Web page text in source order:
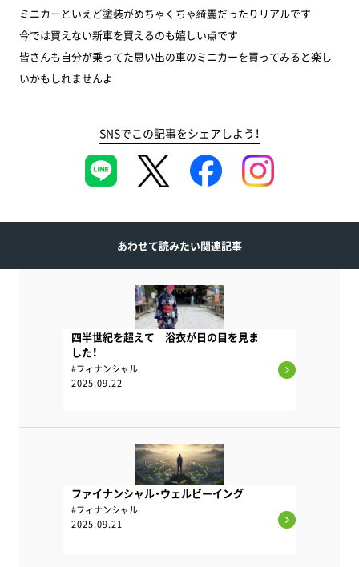
ミニカーといえど塗装がめちゃくちゃ綺麗だったりリアルです
今では買えない新車を買えるのも嬉しい点です
皆さんも自分が乗ってた思い出の車のミニカーを買ってみると楽し
いかもしれませんよ
SNSでこの記事をシェアしよう！
あわせて読みたい関連記事
#フィナンシャル
四半世紀を超えて 浴衣が日の目を見ま
した！
2025.09.22
#フィナンシャル
ファイナンシャル・ウェルビーイング
2025.09.21